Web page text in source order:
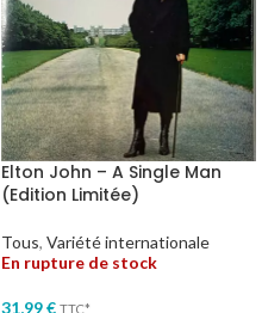
Elton John – A Single Man
(Edition Limitée)
Tous, Variété internationale
En rupture de stock
31,99€ TTC*